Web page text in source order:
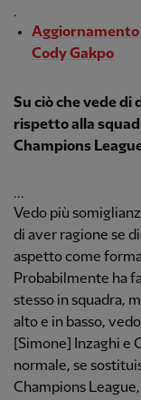
.
Aggiornamento
Cody Gakpo
Su ciò che vede
rispetto alla
Champions
...
Vedo più
di aver ragione se
aspetto come
Probabilmente ha
stesso in squadra,
alto e in basso,
[Simone] Inzaghi e
normale, se
Champions